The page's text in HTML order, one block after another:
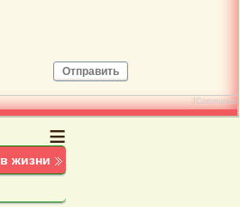
Отправить
JComments
≡
жизни